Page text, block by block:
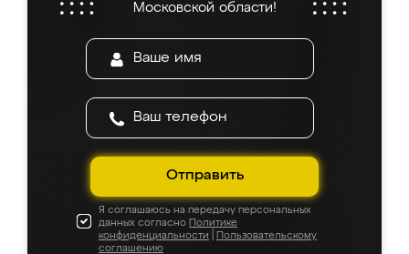
Московской области!
Отправить
Я соглашаюсь на передачу персональных
данных согласно Политике
конфиденциальности
Пользовательскому
соглашению